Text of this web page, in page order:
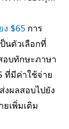
ง $65 การ
นตัวเลือกที่
อบทักษะภาษา
ที่มีค่าใช้จ่าย
ผลสอบไปยัง
เพิ่มเติม